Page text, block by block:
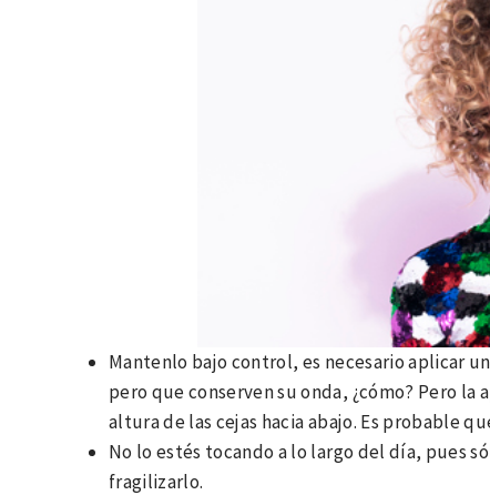
Mantenlo bajo control, es necesario aplicar
pero que conserven su onda, ¿cómo? Pero
altura de las cejas hacia abajo. Es probable
No lo estés tocando a lo largo del día, pues
fragilizarlo.